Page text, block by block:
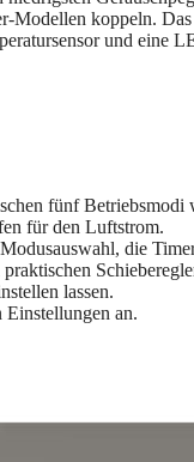
koppeln.
und eine
fünf
für den Luftstrom.
die
lassen.
Einstellungen an.